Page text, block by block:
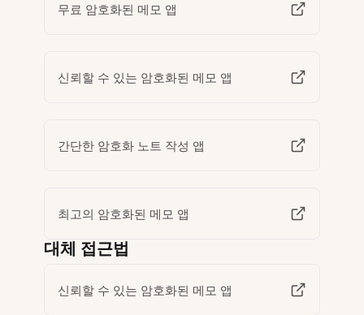
무료 암호화된 메모 앱
신뢰할 수 있는 암호화된 메모 앱
간단한 암호화 노트 작성 앱
최고의 암호화된 메모 앱
대체 접근법
신뢰할 수 있는 암호화된 메모 앱